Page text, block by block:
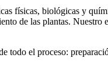
físicas, biológicas y
de las plantas. Nuestro
todo el proceso: